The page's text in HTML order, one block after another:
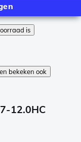
is
bekeken ook
12.0HC